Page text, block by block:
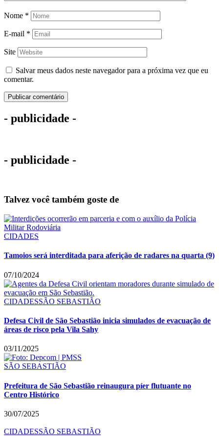
Nome *
E-mail *
Site
Salvar meus dados neste navegador para a próxima vez que eu
comentar.
- publicidade -
- publicidade -
Talvez você também goste de
CIDADES
Tamoios será interditada para aferição de radares na quarta (9)
07/10/2024
CIDADESSÃO SEBASTIÃO
Defesa Civil de São Sebastião inicia simulados de evacuação de
áreas de risco pela Vila Sahy
03/11/2025
SÃO SEBASTIÃO
Prefeitura de São Sebastião reinaugura píer flutuante no
Centro Histórico
30/07/2025
CIDADESSÃO SEBASTIÃO